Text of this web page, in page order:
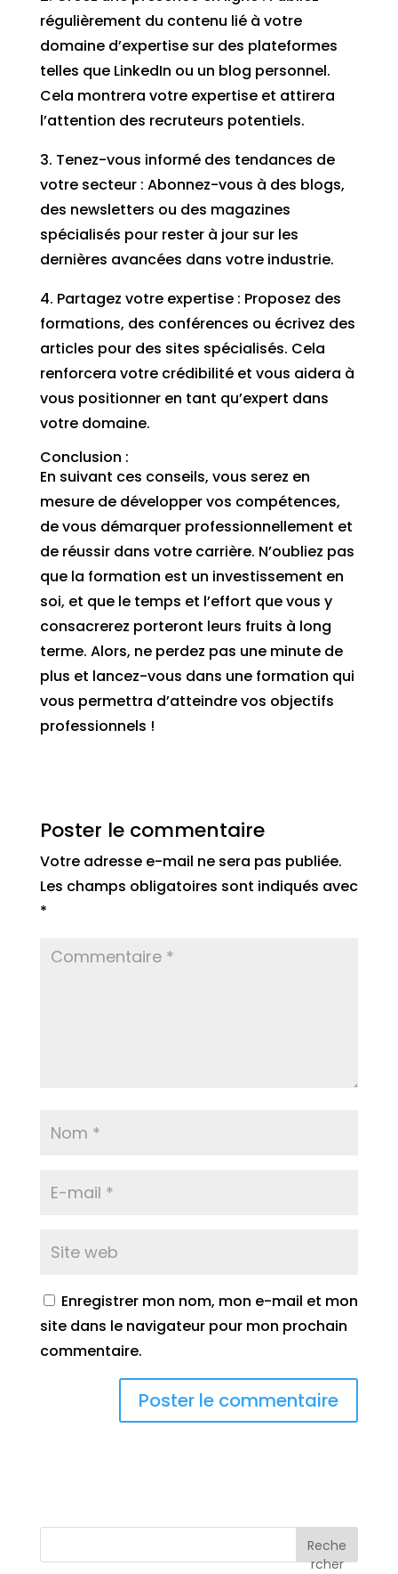
régulièrement du contenu lié à votre
domaine d’expertise sur des plateformes
telles que LinkedIn ou un blog personnel.
Cela montrera votre expertise et attirera
l’attention des recruteurs potentiels.
3. Tenez-vous informé des tendances de
votre secteur : Abonnez-vous à des blogs,
des newsletters ou des magazines
spécialisés pour rester à jour sur les
dernières avancées dans votre industrie.
4. Partagez votre expertise : Proposez des
formations, des conférences ou écrivez des
articles pour des sites spécialisés. Cela
renforcera votre crédibilité et vous aidera à
vous positionner en tant qu’expert dans
votre domaine.
Conclusion :
En suivant ces conseils, vous serez en
mesure de développer vos compétences,
de vous démarquer professionnellement et
de réussir dans votre carrière. N’oubliez pas
que la formation est un investissement en
soi, et que le temps et l’effort que vous y
consacrerez porteront leurs fruits à long
terme. Alors, ne perdez pas une minute de
plus et lancez-vous dans une formation qui
vous permettra d’atteindre vos objectifs
professionnels !
Poster le commentaire
Votre adresse e-mail ne sera pas publiée.
Les champs obligatoires sont indiqués avec
*
Enregistrer mon nom, mon e-mail et mon
site dans le navigateur pour mon prochain
commentaire.
Reche
rcher